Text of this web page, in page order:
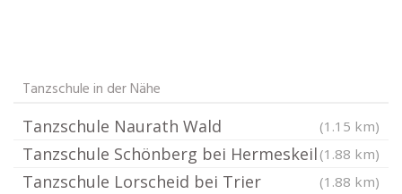
Tanzschule in der Nähe
Tanzschule Naurath Wald (1.15 km)
Tanzschule Schönberg bei Hermeskeil (1.88 km)
Tanzschule Lorscheid bei Trier (1.88 km)